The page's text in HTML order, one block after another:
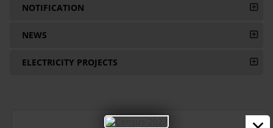
NOTIFICATION
NEWS
ELECTRICITY PROJECTS